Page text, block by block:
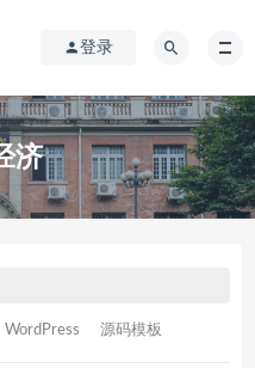
登录
济
WordPress 源码模板